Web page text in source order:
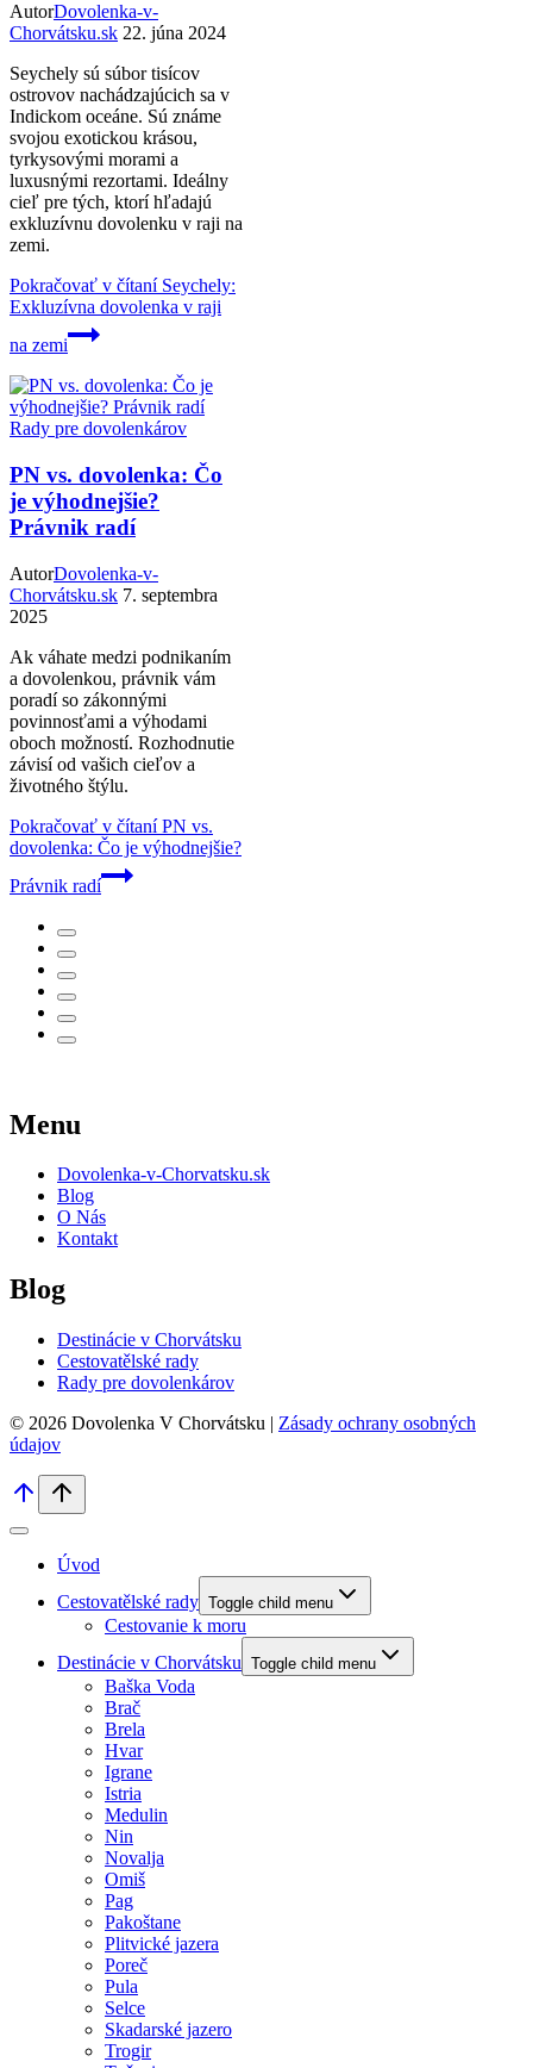
AutorDovolenka-v-
Chorvátsku.sk 22. júna 2024
Seychely sú súbor tisícov
ostrovov nachádzajúcich sa v
Indickom oceáne. Sú známe
svojou exotickou krásou,
tyrkysovými morami a
luxusnými rezortami. Ideálny
cieľ pre tých, ktorí hľadajú
exkluzívnu dovolenku v raji na
zemi.
Pokračovať v čítaníSeychely:
Exkluzívna dovolenka v raji
na zemi
Rady pre dovolenkárov
PN vs. dovolenka: Čo
je výhodnejšie?
Právnik radí
AutorDovolenka-v-
Chorvátsku.sk 7. septembra
2025
Ak váhate medzi podnikaním
a dovolenkou, právnik vám
poradí so zákonnými
povinnosťami a výhodami
oboch možností. Rozhodnutie
závisí od vašich cieľov a
životného štýlu.
Pokračovať v čítaníPN vs.
dovolenka: Čo je výhodnejšie?
Právnik radí
Menu
Dovolenka-v-Chorvatsku.sk
Blog
O Nás
Kontakt
Blog
Destinácie v Chorvátsku
Cestovatělské rady
Rady pre dovolenkárov
© 2026 Dovolenka V Chorvátsku | Zásady ochrany osobných
údajov
Úvod
Cestovatělské rady Toggle child menu
Cestovanie k moru
Destinácie v Chorvátsku Toggle child menu
Baška Voda
Brač
Brela
Hvar
Igrane
Istria
Medulin
Nin
Novalja
Omiš
Pag
Pakoštane
Plitvické jazera
Poreč
Pula
Selce
Skadarské jazero
Trogir